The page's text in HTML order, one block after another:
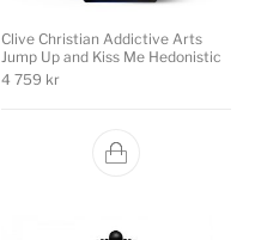
Clive Christian Addictive Arts
Jump Up and Kiss Me Hedonistic
4 759 kr